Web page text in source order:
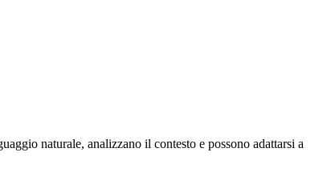
naturale, analizzano il contesto e possono adattarsi a